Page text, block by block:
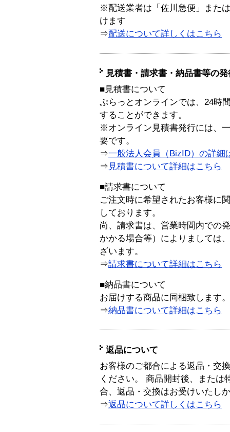
※配送業者は「佐川急便」また
けます
⇒配送について詳しくはこちら
見積書・請求書・納品書等の
■見積書について
ぷらっとオンラインでは、24時
することができます。
※オンライン見積書発行には、
要です。
⇒一般法人会員（BizID）の詳細
⇒ 見積書について詳細はこちら
■請求書について
ご注文時に希望されたお客様に
しております。
尚、請求書は、営業時間内での
かかる場合等）によりましては
ざいます。
⇒請求書について詳細はこちら
■納品書について
お届けする商品に同梱致します。
⇒納品書について詳細はこちら
返品について
お客様のご都合による返品・交
ください。 商品開封後、または
合、返品・交換はお受けいたし
⇒返品について詳しくはこちら